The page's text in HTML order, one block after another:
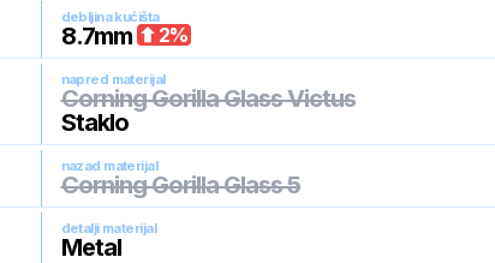
debljina kućišta
8.7mm 2%
napred materijal
Corning Gorilla Glass Victus
Staklo
nazad materijal
Corning Gorilla Glass 5
detalji materijal
Metal